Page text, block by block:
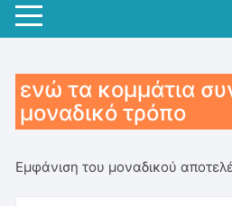
ενώ τα κομμάτια
μοναδικό τρόπο
Εμφάνιση του μοναδικού